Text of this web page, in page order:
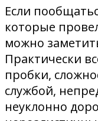
Если
которые
можно
Практически
пробки,
службой,
неуклонно